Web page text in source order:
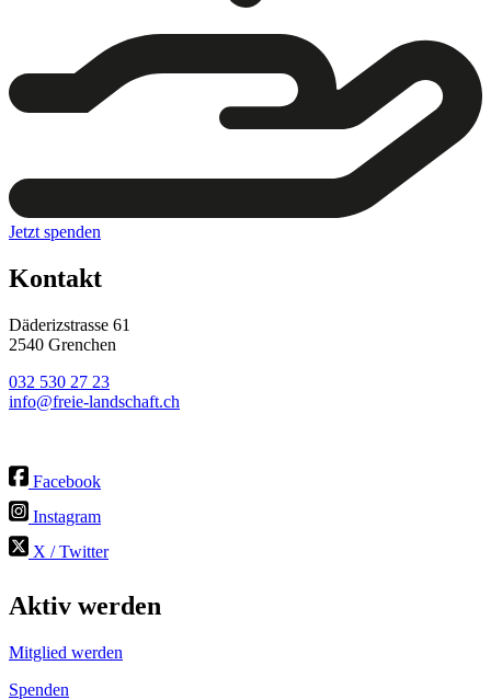
Jetzt spenden
Kontakt
Däderizstrasse 61
2540 Grenchen
032 530 27 23
info@freie-landschaft.ch
Facebook
Instagram
X / Twitter
Aktiv werden
Mitglied werden
Spenden